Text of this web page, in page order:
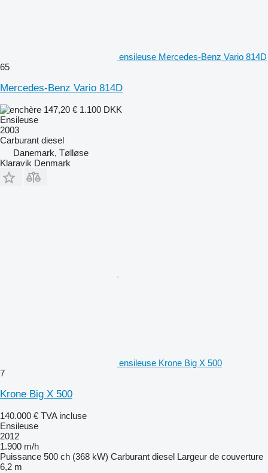
ensileuse Mercedes-Benz Vario 814D
65
Mercedes-Benz Vario 814D
147,20 € 1.100 DKK
Ensileuse
2003
Carburant diesel
Danemark, Tølløse
Klaravik Denmark
ensileuse Krone Big X 500
7
Krone Big X 500
140.000 € TVA incluse
Ensileuse
2012
1.900 m/h
Puissance 500 ch (368 kW) Carburant diesel Largeur de couverture
6,2 m